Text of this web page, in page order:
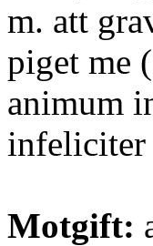
m. att
piget me
animum
infeliciter
Motgift: